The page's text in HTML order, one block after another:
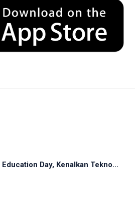
Day, Kenalkan Tekno...